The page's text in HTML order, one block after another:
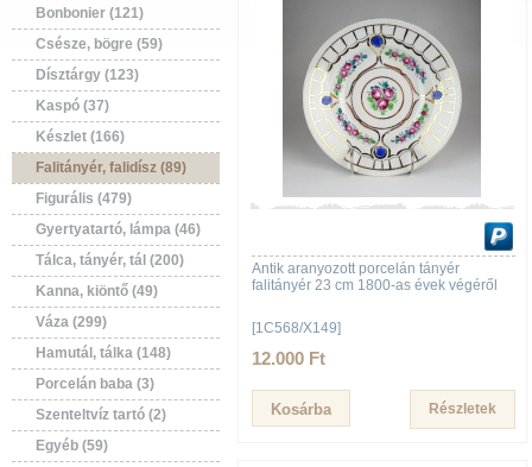
Bonbonier (121)
Csésze, bögre (59)
Dísztárgy (123)
Kaspó (37)
Készlet (166)
Falitányér, falidísz (89)
Figurális (479)
Gyertyatartó, lámpa (46)
Tálca, tányér, tál (200)
Kanna, kiöntő (49)
Váza (299)
Hamutál, tálka (148)
Porcelán baba (3)
Szenteltvíz tartó (2)
Egyéb (59)
Antik aranyozott porcelán tányér
falitányér 23 cm 1800-as évek végéről
[1C568/X149]
12.000 Ft
Részletek